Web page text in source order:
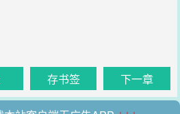
存书签 下一章